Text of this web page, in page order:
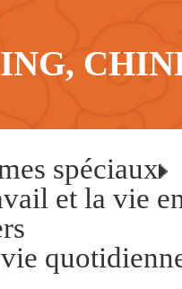
spéciaux
et la vie